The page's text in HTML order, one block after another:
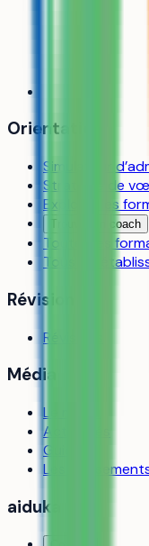
Orientation
Simulateur
Stratégie de
Explorer les
Trouver un coach
Toutes les
Tous les
Révision
Révisions
Média
Le média
Actualités
Guides
Les
aiduka